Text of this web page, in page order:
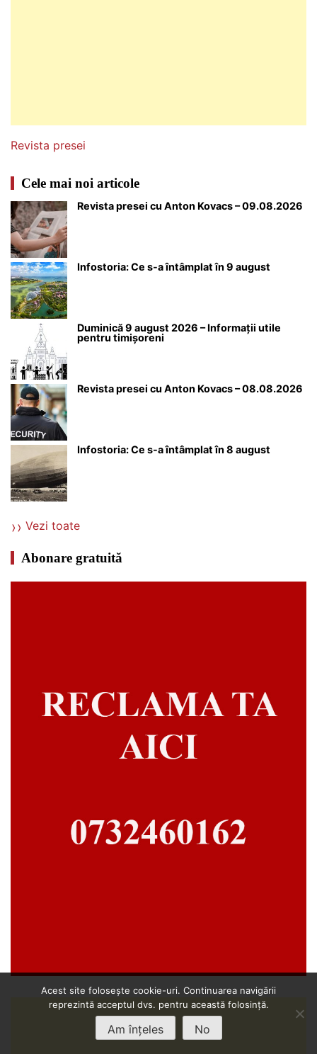
Revista presei
Cele mai noi articole
Revista presei cu Anton Kovacs – 09.08.2026
Infostoria: Ce s-a întâmplat în 9 august
Duminică 9 august 2026 – Informații utile
pentru timișoreni
Revista presei cu Anton Kovacs – 08.08.2026
Infostoria: Ce s-a întâmplat în 8 august
Vezi toate
Abonare gratuită
Acest site folosește cookie-uri. Continuarea navigării
reprezintă acceptul dvs. pentru această folosință.
Am înțeles No